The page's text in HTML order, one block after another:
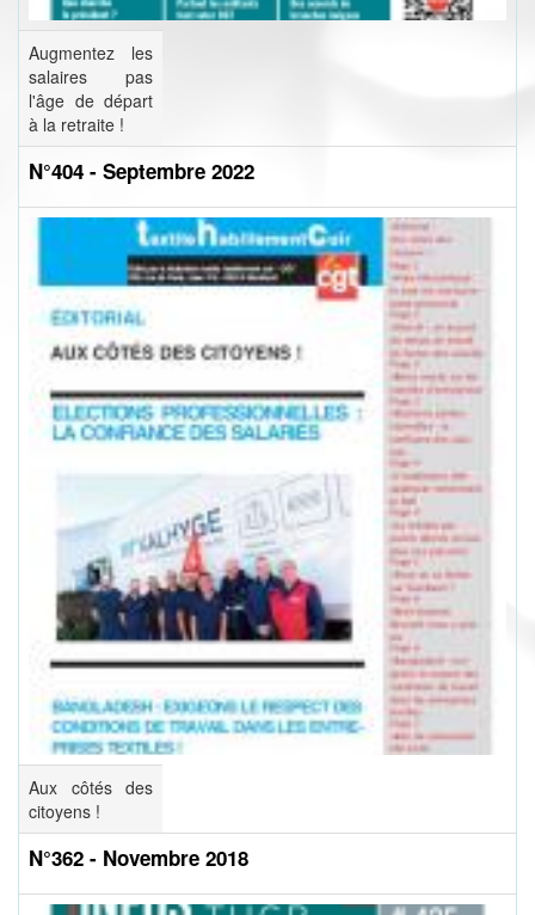
Augmentez les
salaires pas
l'âge de départ
à la retraite !
N°404 - Septembre 2022
Aux côtés des
citoyens !
N°362 - Novembre 2018